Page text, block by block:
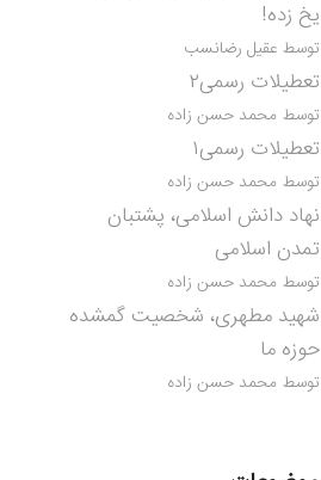
یخ زده!
توسط عقیل رضانسب
تعطیلات رسمی۲
توسط محمد حسن زاده
تعطیلات رسمی۱
توسط محمد حسن زاده
نهاد دانش اسلامی، پشتبان
تمدن اسلامی
توسط محمد حسن زاده
شهید مطهری، شخصیت گمشده
حوزه ما
توسط محمد حسن زاده